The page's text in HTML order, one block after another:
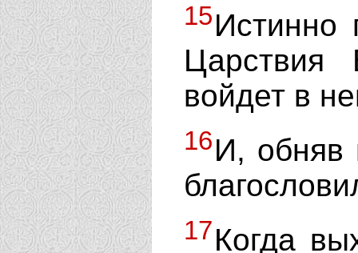
15Истинно
войдет в
16И, обняв
17Когда